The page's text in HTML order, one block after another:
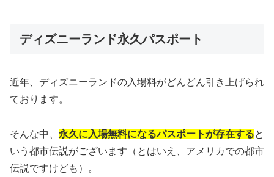
ディズニーランド永久パスポート
近年、ディズニーランドの入場料がどんどん引き上げられ
ております。
そんな中、 永久に入場無料になるパスポートが存在すると
いう都市伝説がございます（とはいえ、アメリカでの都市
伝説ですけども）。